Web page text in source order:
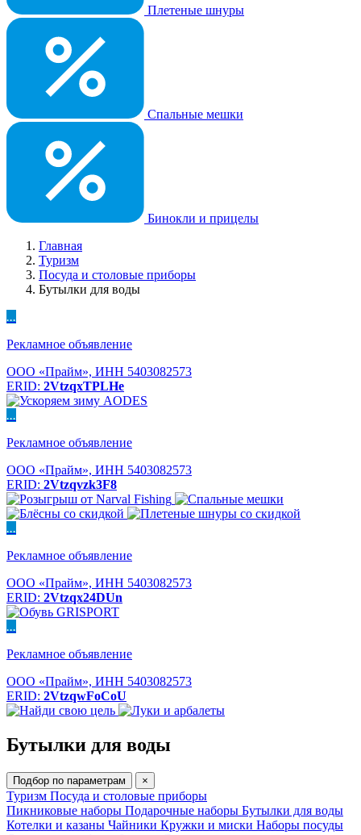
Плетеные шнуры
Спальные мешки
Бинокли и прицелы
Главная
Туризм
Посуда и столовые приборы
Бутылки для воды
...
Рекламное объявление
ООО «Прайм», ИНН 5403082573
ERID: 2VtzqxTPLHe
...
Рекламное объявление
ООО «Прайм», ИНН 5403082573
ERID: 2Vtzqvzk3F8
...
Рекламное объявление
ООО «Прайм», ИНН 5403082573
ERID: 2Vtzqx24DUn
...
Рекламное объявление
ООО «Прайм», ИНН 5403082573
ERID: 2VtzqwFoCoU
Бутылки для воды
Подбор по параметрам ×
Туризм Посуда и столовые приборы
Пикниковые наборы Подарочные наборы Бутылки для воды
Котелки и казаны Чайники Кружки и миски Наборы посуды